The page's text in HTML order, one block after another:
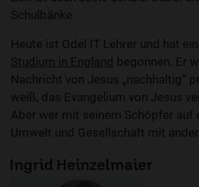
Schulbänke.
Heute ist Odel IT Lehrer und hat ein
Studium in England
begonnen. Er
Nachricht von Jesus „nachhaltig“
weiß, das Evangelium von Jesus
Aber wer mit seinem Schöpfer auf
Umwelt und Gesellschaft mit
Ingrid Heinzelmaier